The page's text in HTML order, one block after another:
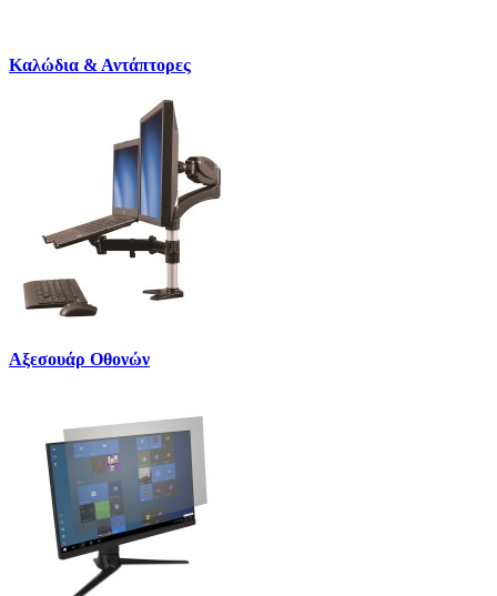
Καλώδια & Αντάπτορες
Αξεσουάρ Οθονών